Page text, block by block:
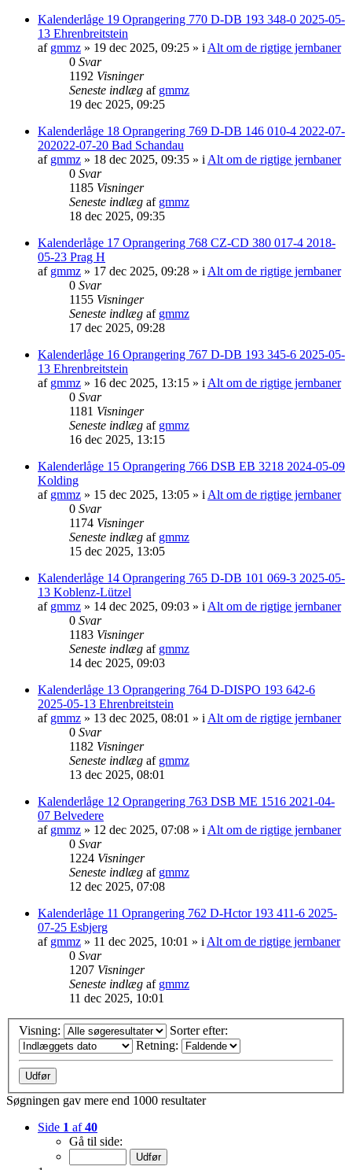
Kalenderlåge 19 Oprangering 770 D-DB 193 348-0 2025-05-
13 Ehrenbreitstein
af gmmz » 19 dec 2025, 09:25 » i Alt om de rigtige jernbaner
0 Svar
1192 Visninger
Seneste indlæg af gmmz
19 dec 2025, 09:25
Kalenderlåge 18 Oprangering 769 D-DB 146 010-4 2022-07-
202022-07-20 Bad Schandau
af gmmz » 18 dec 2025, 09:35 » i Alt om de rigtige jernbaner
0 Svar
1185 Visninger
Seneste indlæg af gmmz
18 dec 2025, 09:35
Kalenderlåge 17 Oprangering 768 CZ-CD 380 017-4 2018-
05-23 Prag H
af gmmz » 17 dec 2025, 09:28 » i Alt om de rigtige jernbaner
0 Svar
1155 Visninger
Seneste indlæg af gmmz
17 dec 2025, 09:28
Kalenderlåge 16 Oprangering 767 D-DB 193 345-6 2025-05-
13 Ehrenbreitstein
af gmmz » 16 dec 2025, 13:15 » i Alt om de rigtige jernbaner
0 Svar
1181 Visninger
Seneste indlæg af gmmz
16 dec 2025, 13:15
Kalenderlåge 15 Oprangering 766 DSB EB 3218 2024-05-09
Kolding
af gmmz » 15 dec 2025, 13:05 » i Alt om de rigtige jernbaner
0 Svar
1174 Visninger
Seneste indlæg af gmmz
15 dec 2025, 13:05
Kalenderlåge 14 Oprangering 765 D-DB 101 069-3 2025-05-
13 Koblenz-Lützel
af gmmz » 14 dec 2025, 09:03 » i Alt om de rigtige jernbaner
0 Svar
1183 Visninger
Seneste indlæg af gmmz
14 dec 2025, 09:03
Kalenderlåge 13 Oprangering 764 D-DISPO 193 642-6
2025-05-13 Ehrenbreitstein
af gmmz » 13 dec 2025, 08:01 » i Alt om de rigtige jernbaner
0 Svar
1182 Visninger
Seneste indlæg af gmmz
13 dec 2025, 08:01
Kalenderlåge 12 Oprangering 763 DSB ME 1516 2021-04-
07 Belvedere
af gmmz » 12 dec 2025, 07:08 » i Alt om de rigtige jernbaner
0 Svar
1224 Visninger
Seneste indlæg af gmmz
12 dec 2025, 07:08
Kalenderlåge 11 Oprangering 762 D-Hctor 193 411-6 2025-
07-25 Esbjerg
af gmmz » 11 dec 2025, 10:01 » i Alt om de rigtige jernbaner
0 Svar
1207 Visninger
Seneste indlæg af gmmz
11 dec 2025, 10:01
Visning:
Sorter efter:
Retning:
Søgningen gav mere end 1000 resultater
Side 1 af40
Gå til side: